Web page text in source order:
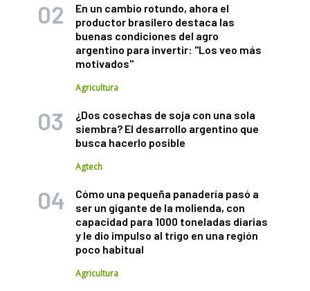
En un cambio rotundo, ahora el
productor brasilero destaca las
buenas condiciones del agro
argentino para invertir: "Los veo más
motivados"
Agricultura
¿Dos cosechas de soja con una sola
siembra? El desarrollo argentino que
busca hacerlo posible
Agtech
Cómo una pequeña panadería pasó a
ser un gigante de la molienda, con
capacidad para 1000 toneladas diarias
y le dio impulso al trigo en una región
poco habitual
Agricultura